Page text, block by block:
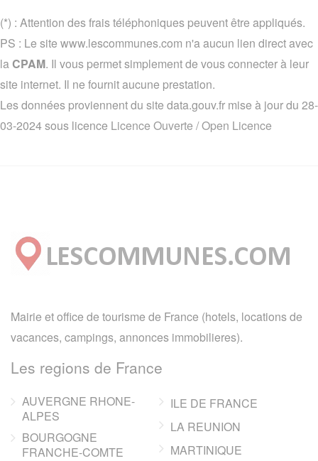
(*) : Attention des frais téléphoniques peuvent être appliqués.
PS : Le site www.lescommunes.com n'a aucun lien direct avec
la CPAM. Il vous permet simplement de vous connecter à leur
site internet. Il ne fournit aucune prestation.
Les données proviennent du site data.gouv.fr mise à jour du 28-
03-2024 sous licence Licence Ouverte / Open Licence
Mairie et office de tourisme de France (hotels, locations de
vacances, campings, annonces immobilieres).
Les regions de France
AUVERGNE RHONE-
ALPES
BOURGOGNE
FRANCHE-COMTE
ILE DE FRANCE
LA REUNION
MARTINIQUE